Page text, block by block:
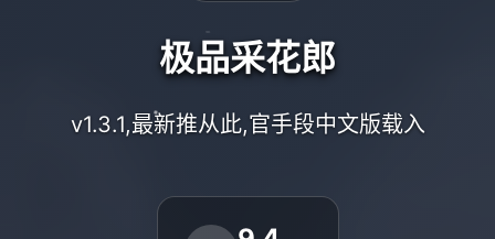
极品采花郎
v1.3.1,最新推从此,官手段中文版载入